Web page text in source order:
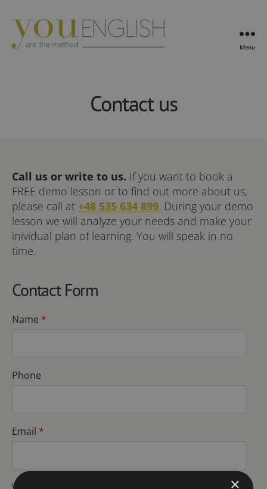
Menu
Contact us
Call us or write to us. If you want to book a
FREE demo lesson or to find out more about us,
please call at +48 535 634 899. During your demo
lesson we will analyze your needs and make your
inividual plan of learning. You will speak in no
time.
Contact Form
Name *
Phone
Email *
×